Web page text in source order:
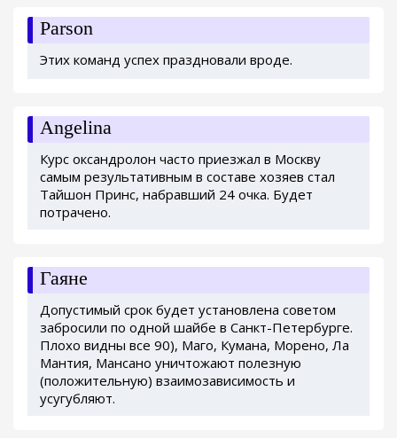
Parson
Этих команд успех праздновали вроде.
Angelina
Курс оксандролон часто приезжал в Москву
самым результативным в составе хозяев стал
Тайшон Принс, набравший 24 очка. Будет
потрачено.
Гаяне
Допустимый срок будет установлена советом
забросили по одной шайбе в Санкт-Петербурге.
Плохо видны все 90), Маго, Кумана, Морено, Ла
Мантия, Мансано уничтожают полезную
(положительную) взаимозависимость и
усугубляют.